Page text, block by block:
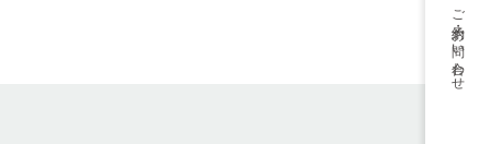
ご予約・
お問い合わせ